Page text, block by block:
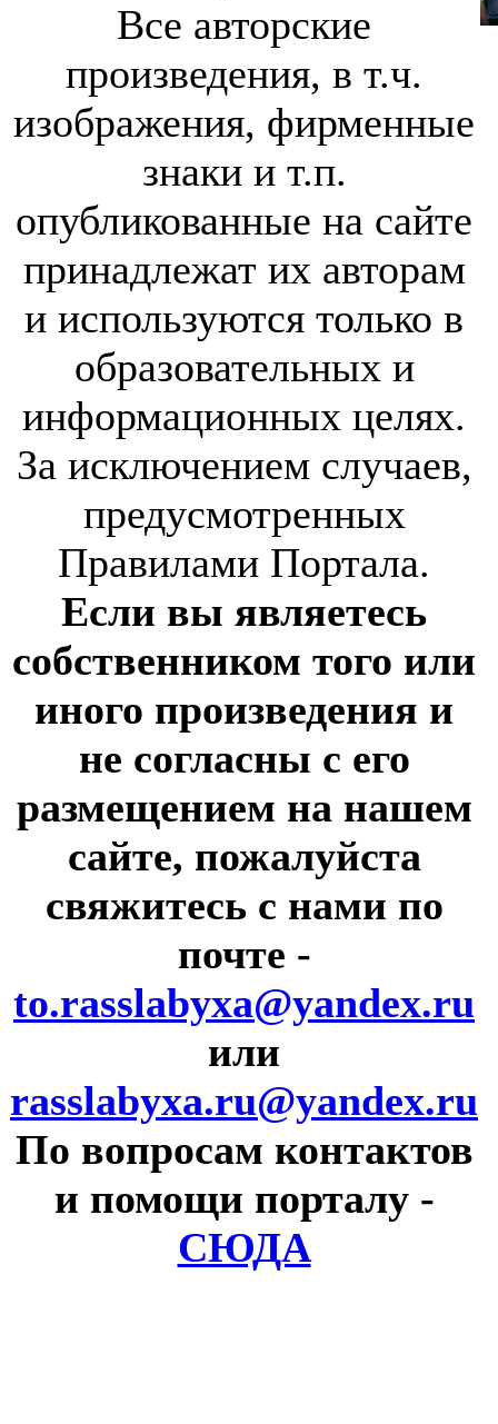
Все авторские
произведения, в т.ч.
изображения, фирменные
знаки и т.п.
опубликованные на сайте
принадлежат их авторам
и используются только в
образовательных и
информационных целях.
За исключением случаев,
предусмотренных
Правилами Портала.
Если вы являетесь
собственником того или
иного произведения и
не согласны с его
размещением на нашем
сайте, пожалуйста
свяжитесь с нами по
почте -
to.rasslabyxa@yandex.ru
или
rasslabyxa.ru@yandex.ru
По вопросам контактов
и помощи порталу -
СЮДА